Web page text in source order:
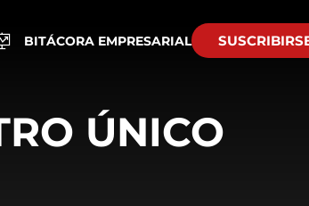
BITÁCORA EMPRESARIAL
ÚNICO